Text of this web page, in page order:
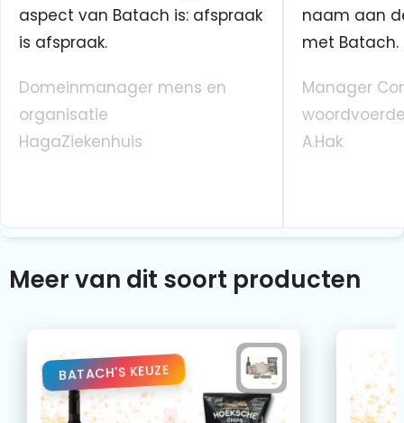
aspect van Batach is: afspraak
is afspraak.
Domeinmanager mens en
organisatie
HagaZiekenhuis
naam aan
met Batach.
Manager
A.Hak
Meer van dit soort producten
BATACH'S KEUZE